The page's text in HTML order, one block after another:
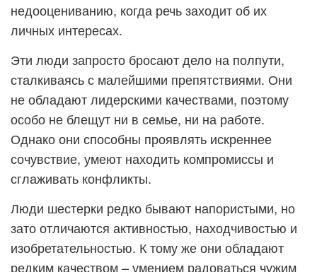
недооцениванию, когда речь заходит об их
личных интересах.
Эти люди запросто бросают дело на полпути,
сталкиваясь с малейшими препятствиями. Они
не обладают лидерскими качествами, поэтому
особо не блещут ни в семье, ни на работе.
Однако они способны проявлять искреннее
сочувствие, умеют находить компромиссы и
сглаживать конфликты.
Люди шестерки редко бывают напористыми, но
зато отличаются активностью, находчивостью и
изобретательностью. К тому же они обладают
редким качеством – умением радоваться чужим